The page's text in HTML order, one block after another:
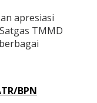
apresiasi
TMMD
BPN